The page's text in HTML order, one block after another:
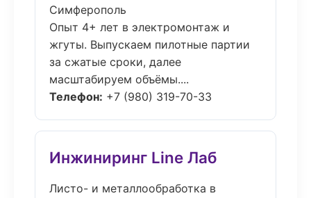
Симферополь
Опыт 4+ лет в электромонтаж и
жгуты. Выпускаем пилотные партии
за сжатые сроки, далее
масштабируем объёмы....
Телефон: +7 (980) 319-70-33
Инжиниринг Line Лаб
Листо- и металлообработка в